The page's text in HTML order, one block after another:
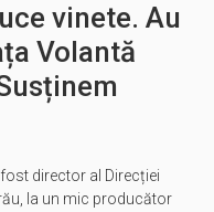
vinete. Au
Volantă
fost director al Direcției
la un mic producător